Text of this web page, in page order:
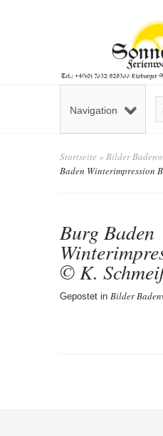
Navigation
Startseite » Bilder
Baden Winterimpression
Burg Baden
© K.
Gepostet in Bilder